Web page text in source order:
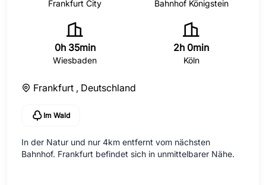
Frankfurt City Bahnhof Königstein
0h 35min
Wiesbaden
2h 0min
Köln
Frankfurt , Deutschland
Im Wald
In der Natur und nur 4km entfernt vom nächsten
Bahnhof. Frankfurt befindet sich in unmittelbarer Nähe.